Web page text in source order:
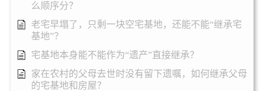
么顺序分？
老宅早塌了，只剩一块空宅基地，还能不能“继承宅
基地”？
宅基地本身能不能作为“遗产”直接继承？
家在农村的父母去世时没有留下遗嘱，如何继承父母
的宅基地和房屋？